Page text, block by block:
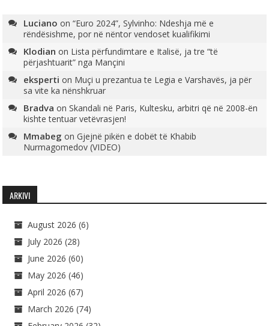
Luciano on“Euro 2024”, Sylvinho: Ndeshja më e
rëndësishme, por në nëntor vendoset kualifikimi
Klodian on Lista përfundimtare e Italisë, ja tre “të
përjashtuarit” nga Mançini
eksperti on Muçi u prezantua te Legia e Varshavës, ja për
sa vite ka nënshkruar
Bradva onSkandali në Paris, Kultesku, arbitri që në 2008-ën
kishte tentuar vetëvrasjen!
Mmabeg onGjejnë pikën e dobët të Khabib
Nurmagomedov (VIDEO)
ARKIVI
August 2026 (6)
July 2026 (28)
June 2026 (60)
May 2026 (46)
April 2026 (67)
March 2026 (74)